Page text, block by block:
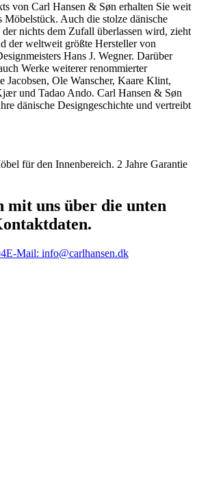
von Carl Hansen & Søn erhalten Sie weit
Möbelstück. Auch die stolze dänische
nichts dem Zufall überlassen wird, zieht
der weltweit größte Hersteller von
Hans J. Wegner. Darüber
Werke weiterer renommierter
Jacobsen, Ole Wanscher, Kaare Klint,
und Tadao Ando. Carl Hansen & Søn
dänische Designgeschichte und vertreibt
für den Innenbereich. 2 Jahre Garantie
mit uns über die unten
E-Mail: info@carlhansen.dk